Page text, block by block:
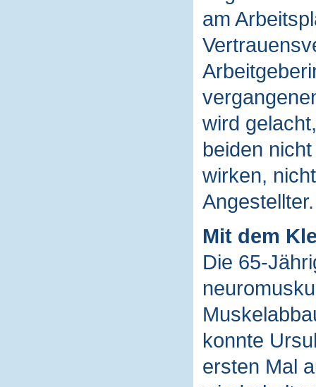
am
wird
beiden
wirken,
Angestellter.
Mit dem
Die 65-
konnte
ersten Mal